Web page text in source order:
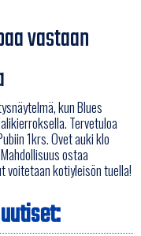
vastaan
kun Blues
Tervetuloa
1krs. Ovet auki klo
ostaa
voitetaan kotiyleisön tuella!